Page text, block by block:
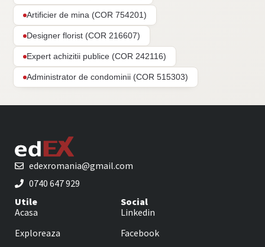
Artificier de mina (COR 754201)
Designer florist (COR 216607)
Expert achizitii publice (COR 242116)
Administrator de condominii (COR 515303)
edexromania@gmail.com
0740 647 929
Utile
Acasa
Exploreaza
Social
Linkedin
Facebook